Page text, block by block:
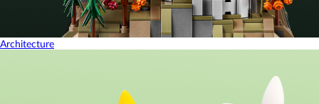
Architecture